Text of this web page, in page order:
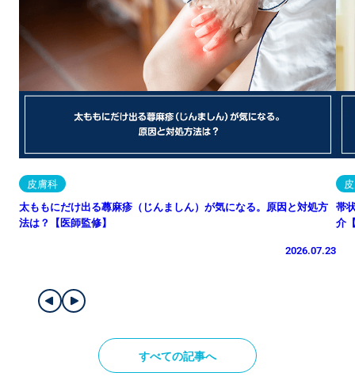
皮膚科
太ももにだけ出る蕁麻疹（じんましん）が気になる。原因と対処方
法は？【医師監修】
2026.07.23
帯
介
すべての記事へ